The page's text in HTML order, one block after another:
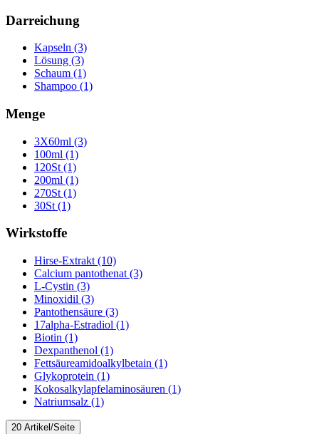
Darreichung
Kapseln (3)
Lösung (3)
Schaum (1)
Shampoo (1)
Menge
3X60ml (3)
100ml (1)
120St (1)
200ml (1)
270St (1)
30St (1)
Wirkstoffe
Hirse-Extrakt (10)
Calcium pantothenat (3)
L-Cystin (3)
Minoxidil (3)
Pantothensäure (3)
17alpha-Estradiol (1)
Biotin (1)
Dexpanthenol (1)
Fettsäureamidoalkylbetain (1)
Glykoprotein (1)
Kokosalkylapfelaminosäuren (1)
Natriumsalz (1)
20 Artikel/Seite